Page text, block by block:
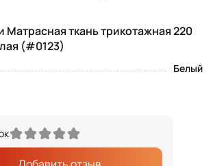
Матрасная ткань трикотажная 220
(#0123)
Белый